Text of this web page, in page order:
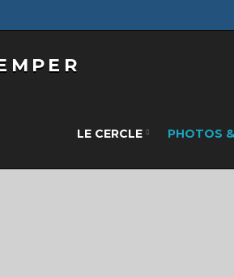
LE CERCLE PHOTOS